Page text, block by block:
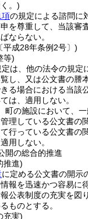
。)
項の規定による諮問に
を尊重して、当該審
ならない。
平成28年条例2号〕)
等)
定は、他の法令の規定
し、又は公文書の謄
る場合における当該
は、適用しない。
町の施設において、
理している公文書の
行っている公文書の
用しない。
開の総合的推進
推進)
に定める公文書の開示
報を迅速かつ容易に
公表制度の充実を図
ものとする。
充実)